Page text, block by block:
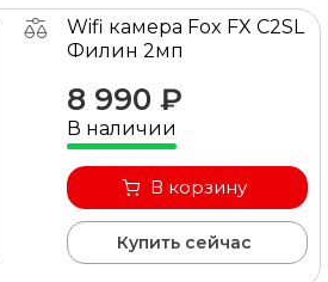
Wifi камера Fox FX C2SL
Филин 2мп
8 990 ₽
В наличии
В корзину
Купить сейчас